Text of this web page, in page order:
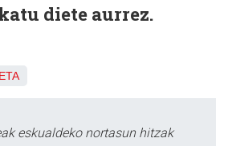
diete aurrez.
eskualdeko nortasun hitzak